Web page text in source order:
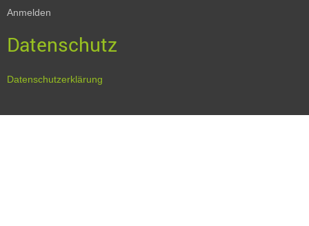
Anmelden
Datenschutz
Datenschutzerklärung